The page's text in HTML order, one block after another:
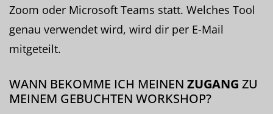
Zoom oder Microsoft Teams statt. Welches Tool
genau verwendet wird, wird dir per E-Mail
mitgeteilt.
WANN BEKOMME ICH MEINEN ZUGANG ZU
MEINEM GEBUCHTEN WORKSHOP?